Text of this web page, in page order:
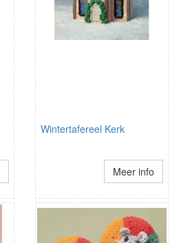
Wintertafereel Kerk
Meer info